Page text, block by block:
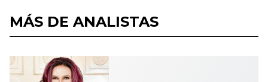
MÁS DE ANALISTAS